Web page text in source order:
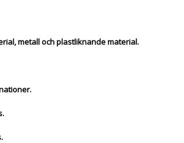
metall och plastliknande material.